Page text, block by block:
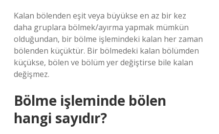
Kalan bölenden eşit veya büyükse en az bir kez
daha gruplara bölmek/ayırma yapmak mümkün
olduğundan, bir bölme işlemindeki kalan her zaman
bölenden küçüktür. Bir bölmedeki kalan bölümden
küçükse, bölen ve bölüm yer değiştirse bile kalan
değişmez.
Bölme işleminde bölen
hangi sayıdır?